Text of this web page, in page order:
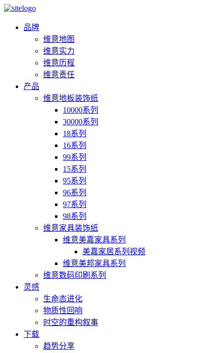
品牌
维意地图
维意实力
维意历程
维意责任
产品
维意地板装饰纸
10000系列
30000系列
18系列
16系列
99系列
15系列
95系列
96系列
97系列
98系列
维意家具装饰纸
维意美嘉家具系列
美嘉家居系列视频
维意美邦家具系列
维意数码印刷系列
灵感
生命态进化
物质性回响
时空的重构叙事
下载
趋势分享